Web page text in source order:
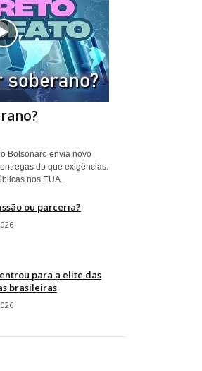
Bolsonaro envia novo
do que exigências.
nos EUA.
ou parceria?
entrou para a elite das
brasileiras